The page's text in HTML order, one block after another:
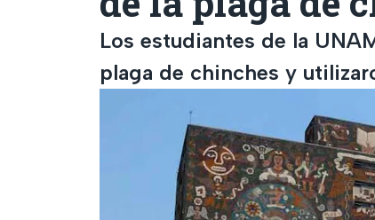
Los estudiantes de la
plaga de chinches y